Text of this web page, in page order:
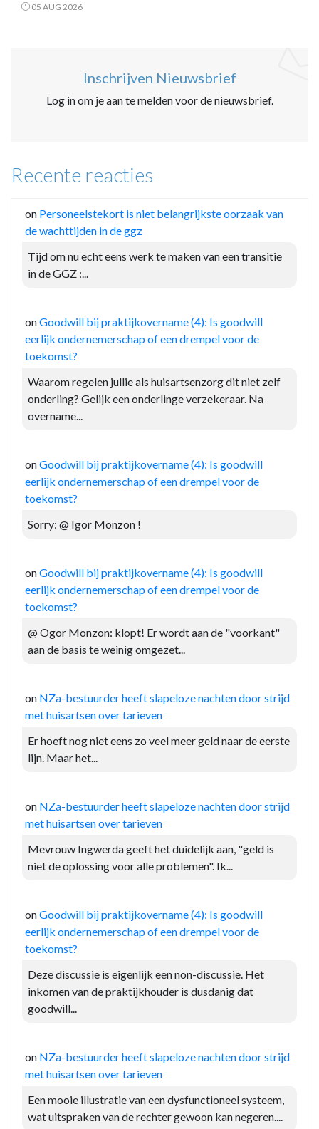
05 AUG 2026
Inschrijven Nieuwsbrief
Log in om je aan te melden voor de nieuwsbrief.
Recente reacties
on Personeelstekort is niet belangrijkste oorzaak van
de wachttijden in de ggz
Tijd om nu echt eens werk te maken van een transitie
in de GGZ :...
onGoodwill bij praktijkovername (4): Is goodwill
eerlijk ondernemerschap of een drempel voor de
toekomst?
Waarom regelen jullie als huisartsenzorg dit niet zelf
onderling? Gelijk een onderlinge verzekeraar. Na
overname...
onGoodwill bij praktijkovername (4): Is goodwill
eerlijk ondernemerschap of een drempel voor de
toekomst?
Sorry: @ Igor Monzon !
onGoodwill bij praktijkovername (4): Is goodwill
eerlijk ondernemerschap of een drempel voor de
toekomst?
@ Ogor Monzon: klopt! Er wordt aan de "voorkant"
aan de basis te weinig omgezet...
on NZa-bestuurder heeft slapeloze nachten door strijd
met huisartsen over tarieven
Er hoeft nog niet eens zo veel meer geld naar de eerste
lijn. Maar het...
on NZa-bestuurder heeft slapeloze nachten door strijd
met huisartsen over tarieven
Mevrouw Ingwerda geeft het duidelijk aan, "geld is
niet de oplossing voor alle problemen". Ik...
onGoodwill bij praktijkovername (4): Is goodwill
eerlijk ondernemerschap of een drempel voor de
toekomst?
Deze discussie is eigenlijk een non-discussie. Het
inkomen van de praktijkhouder is dusdanig dat
goodwill...
on NZa-bestuurder heeft slapeloze nachten door strijd
met huisartsen over tarieven
Een mooie illustratie van een dysfunctioneel systeem,
wat uitspraken van de rechter gewoon kan negeren....